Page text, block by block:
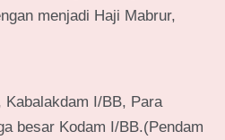
menjadi Haji Mabrur,
I/BB, Para
besar Kodam I/BB.(Pendam